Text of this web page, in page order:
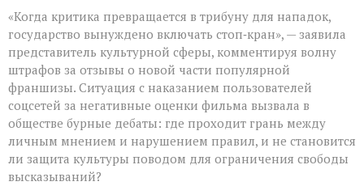
слова — не
безлимитный
тариф»:
споры
вокруг
отзывов
о
кино
«Когда критика превращается в трибуну для нападок,
государство вынуждено включать стоп‑кран», — заявила
представитель культурной сферы, комментируя волну
штрафов за отзывы о новой части популярной
франшизы. Ситуация с наказанием пользователей
соцсетей за негативные оценки фильма вызвала в
обществе бурные дебаты: где проходит грань между
личным мнением и нарушением правил, и не становится
ли защита культуры поводом для ограничения свободы
высказываний?